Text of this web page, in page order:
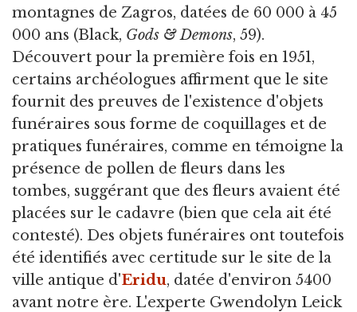
montagnes de Zagros, datées de 60 000 à 45
000 ans (Black, Gods & Demons, 59).
Découvert pour la première fois en 1951,
certains archéologues affirment que le site
fournit des preuves de l'existence d'objets
funéraires sous forme de coquillages et de
pratiques funéraires, comme en témoigne la
présence de pollen de fleurs dans les
tombes, suggérant que des fleurs avaient été
placées sur le cadavre (bien que cela ait été
contesté). Des objets funéraires ont toutefois
été identifiés avec certitude sur le site de la
ville antique d'Eridu, datée d'environ 5400
avant notre ère. L'experte Gwendolyn Leick